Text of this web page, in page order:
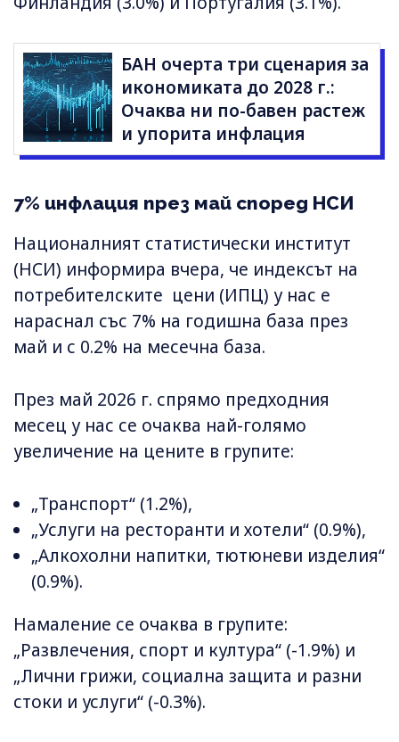
БАН очерта три сценария за
икономиката до 2028 г.:
Очаква ни по-бавен растеж
и упорита инфлация
7% инфлация през май според НСИ
Националният статистически институт
(НСИ) информира вчера, че индексът на
потребителските цени (ИПЦ) у нас е
нараснал със 7% на годишна база през
май и с 0.2% на месечна база.
През май 2026 г. спрямо предходния
месец у нас се очаква най-голямо
увеличение на цените в групите:
„Транспорт“ (1.2%),
„Услуги на ресторанти и хотели“ (0.9%),
„Алкохолни напитки, тютюневи изделия“
(0.9%).
Намаление се очаква в групите:
„Развлечения, спорт и култура“ (-1.9%) и
„Лични грижи, социална защита и разни
стоки и услуги“ (-0.3%).